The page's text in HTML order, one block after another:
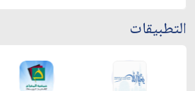
التطبيقات